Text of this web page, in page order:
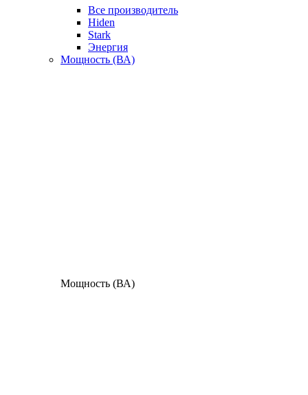
Все производитель
Hiden
Stark
Энергия
Мощность (ВА)
Мощность (ВА)